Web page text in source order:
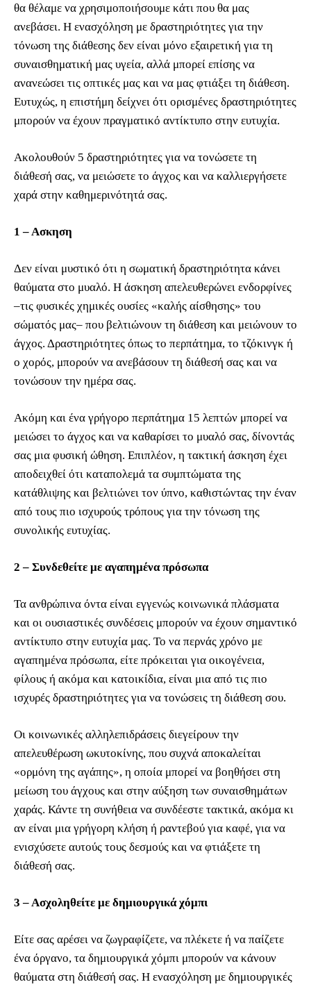
θα θέλαμε να χρησιμοποιήσουμε κάτι που θα μας
ανεβάσει. Η ενασχόληση με δραστηριότητες για την
τόνωση της διάθεσης δεν είναι μόνο εξαιρετική για τη
συναισθηματική μας υγεία, αλλά μπορεί επίσης να
ανανεώσει τις οπτικές μας και να μας φτιάξει τη διάθεση.
Ευτυχώς, η επιστήμη δείχνει ότι ορισμένες δραστηριότητες
μπορούν να έχουν πραγματικό αντίκτυπο στην ευτυχία.
Ακολουθούν 5 δραστηριότητες για να τονώσετε τη
διάθεσή σας, να μειώσετε το άγχος και να καλλιεργήσετε
χαρά στην καθημερινότητά σας.
1 – Ασκηση
Δεν είναι μυστικό ότι η σωματική δραστηριότητα κάνει
θαύματα στο μυαλό. Η άσκηση απελευθερώνει ενδορφίνες
–τις φυσικές χημικές ουσίες «καλής αίσθησης» του
σώματός μας– που βελτιώνουν τη διάθεση και μειώνουν το
άγχος. Δραστηριότητες όπως το περπάτημα, το τζόκινγκ ή
ο χορός, μπορούν να ανεβάσουν τη διάθεσή σας και να
τονώσουν την ημέρα σας.
Ακόμη και ένα γρήγορο περπάτημα 15 λεπτών μπορεί να
μειώσει το άγχος και να καθαρίσει το μυαλό σας, δίνοντάς
σας μια φυσική ώθηση. Επιπλέον, η τακτική άσκηση έχει
αποδειχθεί ότι καταπολεμά τα συμπτώματα της
κατάθλιψης και βελτιώνει τον ύπνο, καθιστώντας την έναν
από τους πιο ισχυρούς τρόπους για την τόνωση της
συνολικής ευτυχίας.
2 – Συνδεθείτε με αγαπημένα πρόσωπα
Τα ανθρώπινα όντα είναι εγγενώς κοινωνικά πλάσματα
και οι ουσιαστικές συνδέσεις μπορούν να έχουν σημαντικό
αντίκτυπο στην ευτυχία μας. Το να περνάς χρόνο με
αγαπημένα πρόσωπα, είτε πρόκειται για οικογένεια,
φίλους ή ακόμα και κατοικίδια, είναι μια από τις πιο
ισχυρές δραστηριότητες για να τονώσεις τη διάθεση σου.
Οι κοινωνικές αλληλεπιδράσεις διεγείρουν την
απελευθέρωση ωκυτοκίνης, που συχνά αποκαλείται
«ορμόνη της αγάπης», η οποία μπορεί να βοηθήσει στη
μείωση του άγχους και στην αύξηση των συναισθημάτων
χαράς. Κάντε τη συνήθεια να συνδέεστε τακτικά, ακόμα κι
αν είναι μια γρήγορη κλήση ή ραντεβού για καφέ, για να
ενισχύσετε αυτούς τους δεσμούς και να φτιάξετε τη
διάθεσή σας.
3 – Ασχοληθείτε με δημιουργικά χόμπι
Είτε σας αρέσει να ζωγραφίζετε, να πλέκετε ή να παίζετε
ένα όργανο, τα δημιουργικά χόμπι μπορούν να κάνουν
θαύματα στη διάθεσή σας. Η ενασχόληση με δημιουργικές